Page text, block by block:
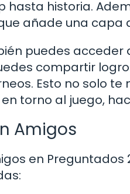
historia.
añade una capa
puedes acceder
compartir
Esto no solo
torno al juego,
Amigos
en